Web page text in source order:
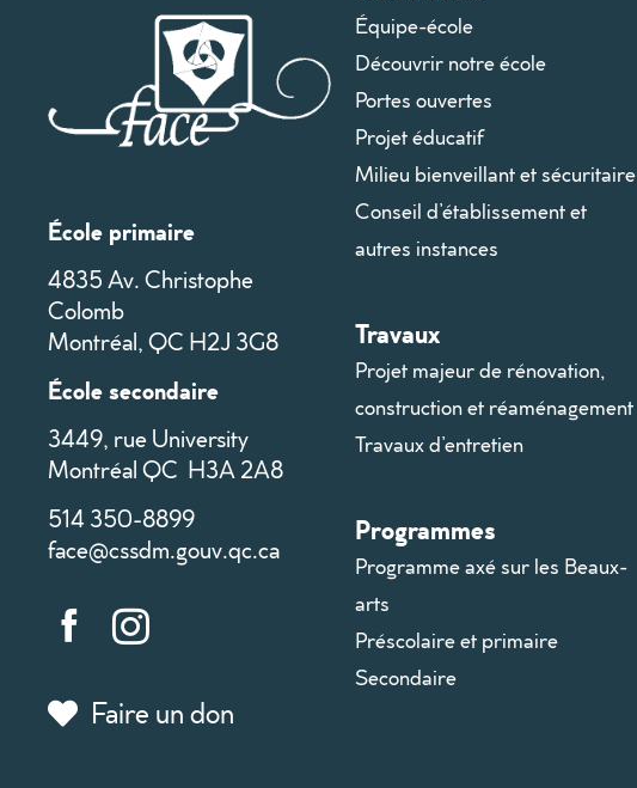
École primaire
4835 Av. Christophe
Colomb
Montréal, QC H2J 3G8
École secondaire
3449, rue University
Montréal QC H3A 2A8
514 350-8899
face@cssdm.gouv.qc.ca
Faire un don
Équipe-école
Découvrir notre école
Portes ouvertes
Projet éducatif
Milieu bienveillant et sécuritaire
Conseil d’établissement et
autres instances
Travaux
Projet majeur de rénovation,
construction et réaménagement
Travaux d’entretien
Programmes
Programme axé sur les Beaux-
arts
Préscolaire et primaire
Secondaire